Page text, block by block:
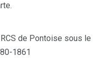
de Pontoise sous le
1861